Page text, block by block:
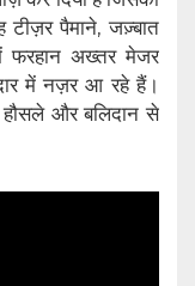
टीज़र पैमाने, जज़्बात
फरहान अख्तर मेजर
में नज़र आ रहे हैं।
और बलिदान से